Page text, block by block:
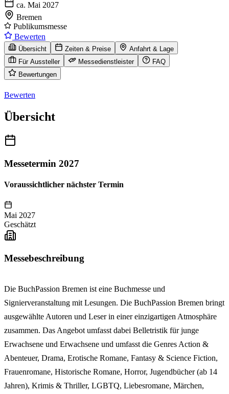
ca. Mai 2027
Bremen
Publikumsmesse
Bewerten
Übersicht Zeiten & Preise
Anfahrt & Lage
Für Aussteller
Messedienstleister
FAQ
Bewertungen
Bewerten
Übersicht
Messetermin 2027
Voraussichtlicher nächster Termin
Mai 2027
Geschätzt
Messebeschreibung
Die BuchPassion Bremen ist eine Buchmesse und
Signierveranstaltung mit Lesungen. Die BuchPassion Bremen bringt
ausgewählte Autoren und Leser in einer einzigartigen Atmosphäre
zusammen. Das Angebot umfasst dabei Belletristik für junge
Erwachsene und Erwachsene und umfasst die Genres Action &
Abenteuer, Drama, Erotische Romane, Fantasy & Science Fiction,
Frauenromane, Historische Romane, Horror, Jugendbücher (ab 14
Jahren), Krimis & Thriller, LGBTQ, Liebesromane, Märchen,